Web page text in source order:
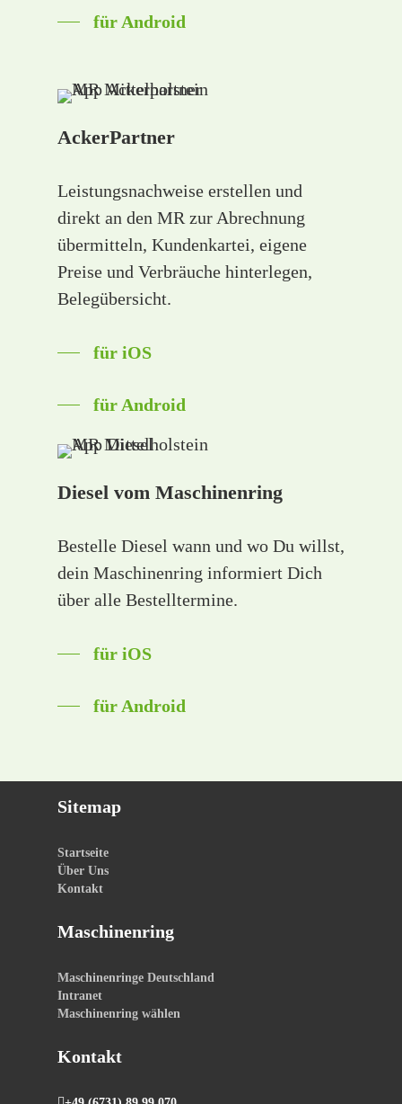
für Android
AckerPartner
Leistungsnachweise erstellen und
direkt an den MR zur Abrechnung
übermitteln, Kundenkartei, eigene
Preise und Verbräuche hinterlegen,
Belegübersicht.
für iOS
für Android
Diesel vom Maschinenring
Bestelle Diesel wann und wo Du willst,
dein Maschinenring informiert Dich
über alle Bestelltermine.
für iOS
für Android
Sitemap
Startseite
Über Uns
Kontakt
Maschinenring
Maschinenringe Deutschland
Intranet
Maschinenring wählen
Kontakt